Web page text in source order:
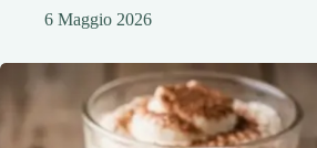
6 Maggio 2026